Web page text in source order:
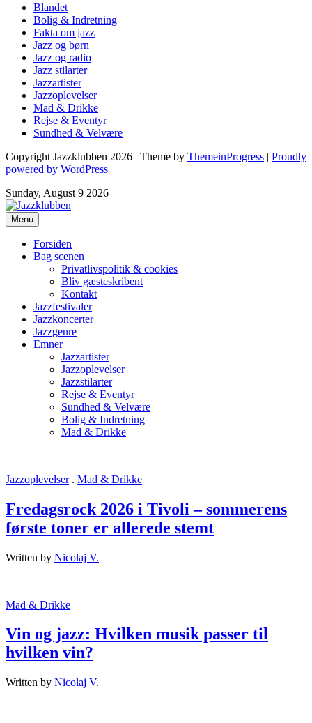
Blandet
Bolig & Indretning
Fakta om jazz
Jazz og børn
Jazz og radio
Jazz stilarter
Jazzartister
Jazzoplevelser
Mad & Drikke
Rejse & Eventyr
Sundhed & Velvære
Copyright Jazzklubben 2026 | Theme by ThemeinProgress | Proudly
powered by WordPress
Sunday, August 9 2026
Menu
Forsiden
Bag scenen
Privatlivspolitik & cookies
Bliv gæsteskribent
Kontakt
Jazzfestivaler
Jazzkoncerter
Jazzgenre
Emner
Jazzartister
Jazzoplevelser
Jazzstilarter
Rejse & Eventyr
Sundhed & Velvære
Bolig & Indretning
Mad & Drikke
Jazzoplevelser. Mad & Drikke
Fredagsrock 2026 i Tivoli – sommerens
første toner er allerede stemt
Written by Nicolaj V.
Mad & Drikke
Vin og jazz: Hvilken musik passer til
hvilken vin?
Written by Nicolaj V.